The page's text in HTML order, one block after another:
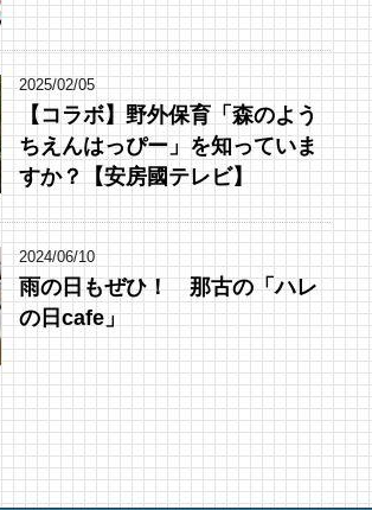
2025/02/05
【コラボ】野外保育「森のよう
ちえんはっぴー」を知っていま
すか？【安房國テレビ】
2024/06/10
雨の日もぜひ！ 那古の「ハレ
の日cafe」